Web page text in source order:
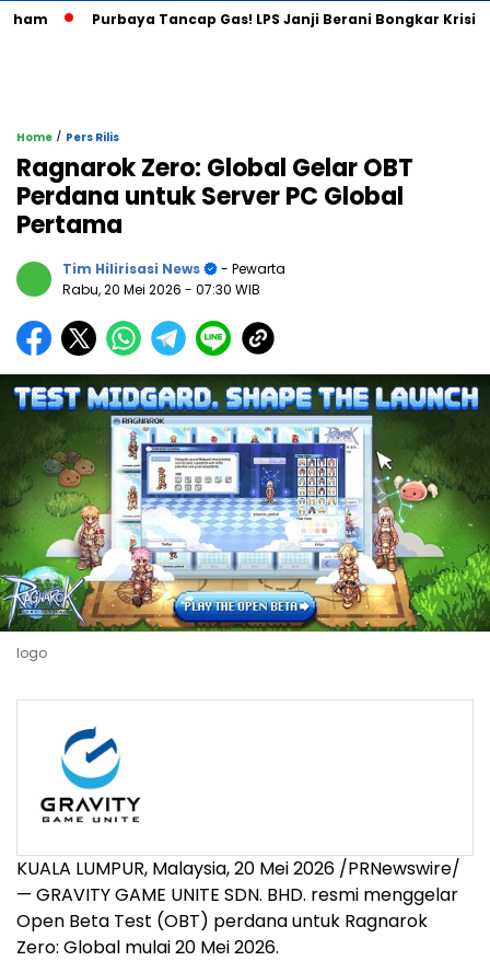
Purbaya Tancap Gas! LPS Janji Berani Bongkar Krisis Bank
Home / Pers Rilis
Ragnarok Zero: Global Gelar OBT
Perdana untuk Server PC Global
Pertama
Tim Hilirisasi News
- Pewarta
Rabu, 20 Mei 2026 - 07:30 WIB
logo
KUALA LUMPUR, Malaysia,20 Mei 2026 /PRNewswire/
— GRAVITY GAME UNITE SDN. BHD. resmi menggelar
Open Beta Test (OBT) perdana untuk Ragnarok
Zero: Global mulai 20 Mei 2026.